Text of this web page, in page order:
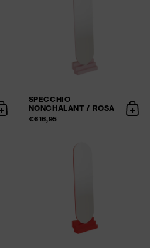
Aggiungi al carrello
SPECCHIO
NONCHALANT / ROSA
€616,95